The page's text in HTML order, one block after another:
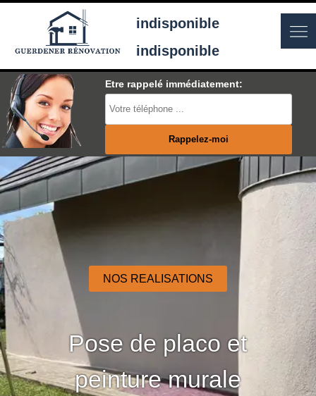
indisponible
indisponible
Etre rappelé immédiatement:
NOS REALISATIONS
Pose de placo et
peinture murale